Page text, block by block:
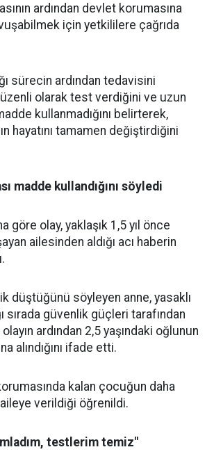
ardından devlet korumasına
için yetkililere çağrıda
sürecin ardından tedavisini
olarak test verdiğini ve uzun
kullanmadığını belirterek,
hayatını tamamen değiştirdiğini
madde kullandığını söyledi
göre olay, yaklaşık 1,5 yıl önce
ailesinden aldığı acı haberin
düştüğünü söyleyen anne, yasaklı
sırada güvenlik güçleri tarafından
olayın ardından 2,5 yaşındaki oğlunun
alındığını ifade etti.
kalan çocuğun daha
verildiği öğrenildi.
testlerim temiz"